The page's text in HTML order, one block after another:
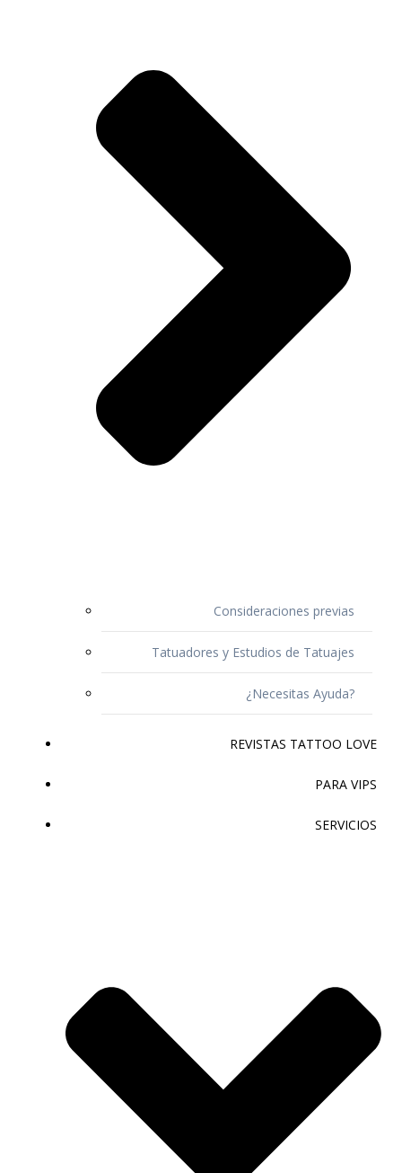
Consideraciones previas
Tatuadores y Estudios de Tatuajes
¿Necesitas Ayuda?
REVISTAS TATTOO LOVE
PARA VIPS
SERVICIOS